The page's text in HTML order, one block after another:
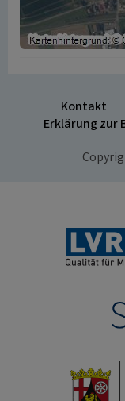
Kontakt
Erklärung zur